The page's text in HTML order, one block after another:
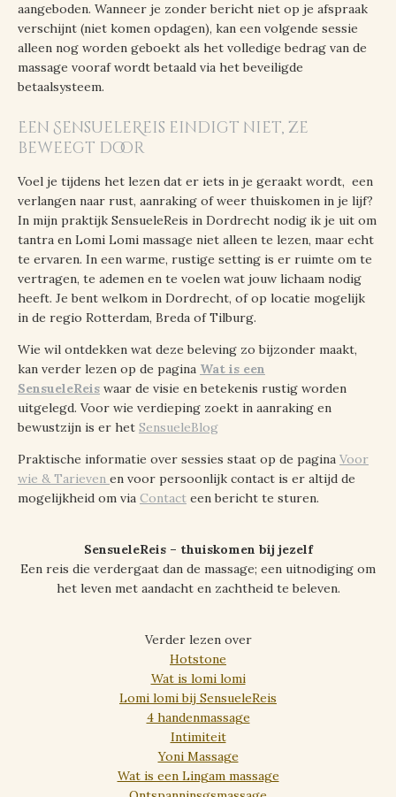
aangeboden. Wanneer je zonder bericht niet op je afspraak
verschijnt (niet komen opdagen), kan een volgende sessie
alleen nog worden geboekt als het volledige bedrag van de
massage vooraf wordt betaald via het beveiligde
betaalsysteem.
Een SensueleReis eindigt niet, ze
beweegt door
Voel je tijdens het lezen dat er iets in je geraakt wordt, een
verlangen naar rust, aanraking of weer thuiskomen in je lijf?
In mijn praktijk SensueleReis in Dordrecht nodig ik je uit om
tantra en Lomi Lomi massage niet alleen te lezen, maar echt
te ervaren. In een warme, rustige setting is er ruimte om te
vertragen, te ademen en te voelen wat jouw lichaam nodig
heeft. Je bent welkom in Dordrecht, of op locatie mogelijk
in de regio Rotterdam, Breda of Tilburg.
Wie wil ontdekken wat deze beleving zo bijzonder maakt,
kan verder lezen op de pagina Wat is een
SensueleReis waar de visie en betekenis rustig worden
uitgelegd. Voor wie verdieping zoekt in aanraking en
bewustzijn is er het SensueleBlog
Praktische informatie over sessies staat op de pagina Voor
wie & Tarieven en voor persoonlijk contact is er altijd de
mogelijkheid om via Contact een bericht te sturen.
SensueleReis – thuiskomen bij jezelf
Een reis die verdergaat dan de massage; een uitnodiging om
het leven met aandacht en zachtheid te beleven.
Verder lezen over
Hotstone
Wat is lomi lomi
Lomi lomi bij SensueleReis
4 handenmassage
Intimiteit
Yoni Massage
Wat is een Lingam massage